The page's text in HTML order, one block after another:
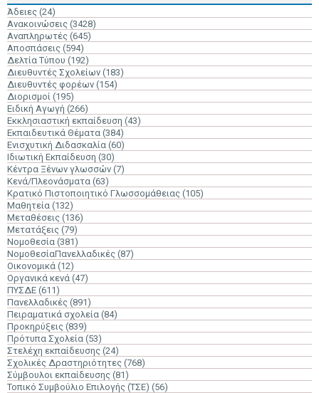
Άδειες (24)
Ανακοινώσεις (3428)
Αναπληρωτές (645)
Αποσπάσεις (594)
Δελτία Τύπου (192)
Διευθυντές Σχολείων (183)
Διευθυντές φορέων (154)
Διορισμοί (195)
Ειδική Αγωγή (266)
Εκκλησιαστική εκπαίδευση (43)
Εκπαιδευτικά Θέματα (384)
Ενισχυτική Διδασκαλία (60)
Ιδιωτική Εκπαίδευση (30)
Κέντρα Ξένων γλωσσών (7)
Κενά/Πλεονάσματα (63)
Κρατικό Πιστοποιητικό Γλωσσομάθειας (105)
Μαθητεία (132)
Μεταθέσεις (136)
Μετατάξεις (79)
Νομοθεσία (381)
ΝομοθεσίαΠανελλαδικές (87)
Οικονομικά (12)
Οργανικά κενά (47)
ΠΥΣΔΕ (611)
Πανελλαδικές (891)
Πειραματικά σχολεία (84)
Προκηρύξεις (839)
Πρότυπα Σχολεία (53)
Στελέχη εκπαίδευσης (24)
Σχολικές Δραστηριότητες (768)
Σύμβουλοι εκπαίδευσης (81)
Τοπικό Συμβούλιο Επιλογής (ΤΣΕ) (56)